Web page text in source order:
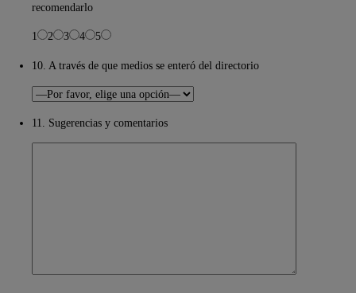
recomendarlo
1 2 3 4 5
10. A través de que medios se enteró del directorio
11. Sugerencias y comentarios